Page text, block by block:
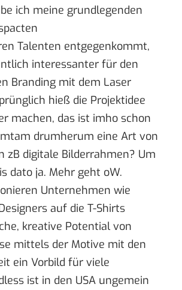
ich meine grundlegenden
Talenten entgegenkommt,
interessanter für den
Branding mit dem Laser
hieß die Projektidee
machen, das ist imho schon
drumherum eine Art von
zB digitale Bilderrahmen? Um
dato ja. Mehr geht oW.
Unternehmen wie
auf die T-Shirts
kreative Potential von
mittels der Motive mit den
ein Vorbild für viele
ist in den USA ungemein